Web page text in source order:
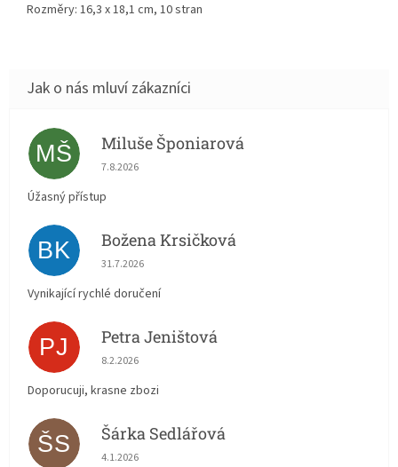
Rozměry: 16,3 x 18,1 cm, 10 stran
MŠ Miluše Šponiarová
Hodnocení obchodu je 5 z 5 hvězdiček.
7.8.2026
Úžasný přístup
BK Božena Krsičková
Hodnocení obchodu je 5 z 5 hvězdiček.
31.7.2026
Vynikající rychlé doručení
PJ Petra Jeništová
Hodnocení obchodu je 5 z 5 hvězdiček.
8.2.2026
Doporucuji, krasne zbozi
ŠS Šárka Sedlářová
Hodnocení obchodu je 5 z 5 hvězdiček.
4.1.2026